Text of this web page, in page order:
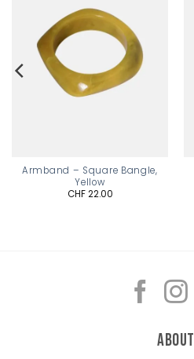
Armband – Square Bangle,
Yellow
CHF22.00
About